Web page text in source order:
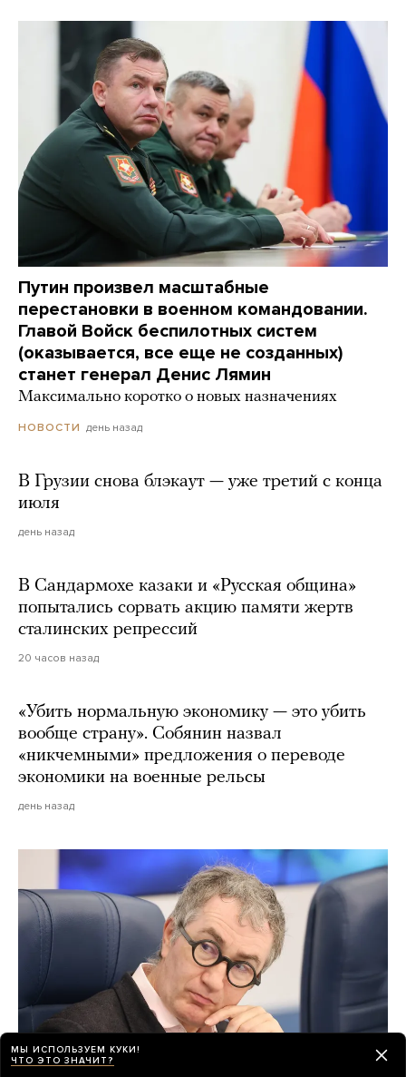
Путин произвел масштабные
перестановки в военном командовании.
Главой Войск беспилотных систем
(оказывается, все еще не созданных)
станет генерал Денис Лямин
Максимально коротко о новых назначениях
НОВОСТИ день назад
В Грузии снова блэкаут — уже третий с конца
июля
день назад
В Сандармохе казаки и «Русская община»
попытались сорвать акцию памяти жертв
сталинских репрессий
20 часов назад
«Убить нормальную экономику — это убить
вообще страну». Собянин назвал
«никчемными» предложения о переводе
экономики на военные рельсы
день назад
МЫ ИСПОЛЬЗУЕМ КУКИ!
ЧТО ЭТО ЗНАЧИТ?